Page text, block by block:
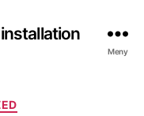
Meny